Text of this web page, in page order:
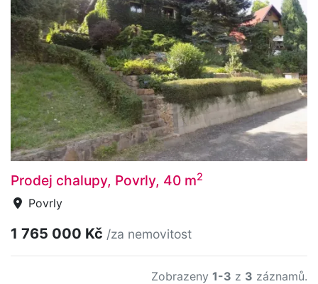
Prodej chalupy, Povrly, 40 m2
Povrly
1 765 000 Kč /za nemovitost
Zobrazeny 1-3 z 3 záznamů.